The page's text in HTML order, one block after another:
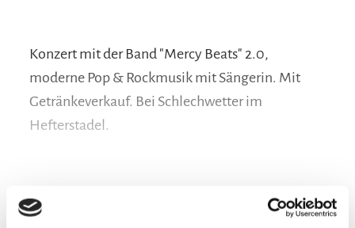
Konzert mit der Band "Mercy Beats" 2.0,
moderne Pop & Rockmusik mit Sängerin. Mit
Getränkeverkauf. Bei Schlechwetter im
Hefterstadel.
kostenlos
mehr lesen